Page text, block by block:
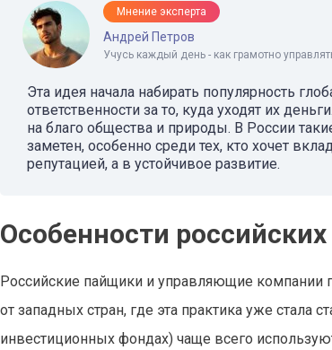
Мнение эксперта
Андрей Петров
Учусь каждый день - как грамотно
Эта идея начала набирать популярность
ответственности за то, куда уходят их
на благо общества и природы. В России
заметен, особенно среди тех, кто хочет
репутацией, а в устойчивое развитие.
Особенности
Российские пайщики и управляющие компании
от западных стран, где эта практика уже
инвестиционных фондах) чаще всего